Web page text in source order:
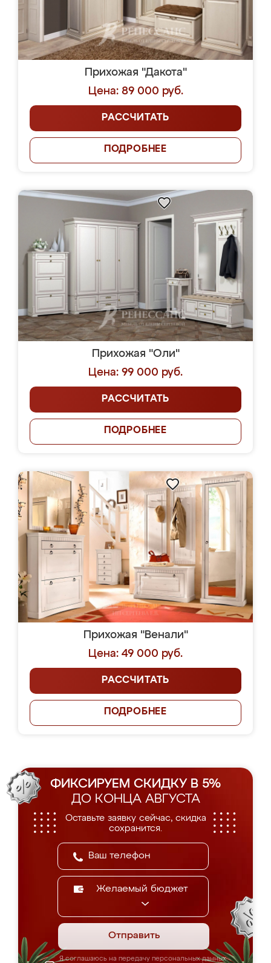
Прихожая "Дакота"
Цена: 89 000 руб.
РАССЧИТАТЬ
ПОДРОБНЕЕ
Прихожая "Оли"
Цена: 99 000 руб.
РАССЧИТАТЬ
ПОДРОБНЕЕ
Прихожая "Венали"
Цена: 49 000 руб.
РАССЧИТАТЬ
ПОДРОБНЕЕ
ФИКСИРУЕМ СКИДКУ В 5%
ДО КОНЦА АВГУСТА
Оставьте заявку сейчас, скидка
сохранится.
Желаемый бюджет
Отправить
Я соглашаюсь на передачу персональных данных